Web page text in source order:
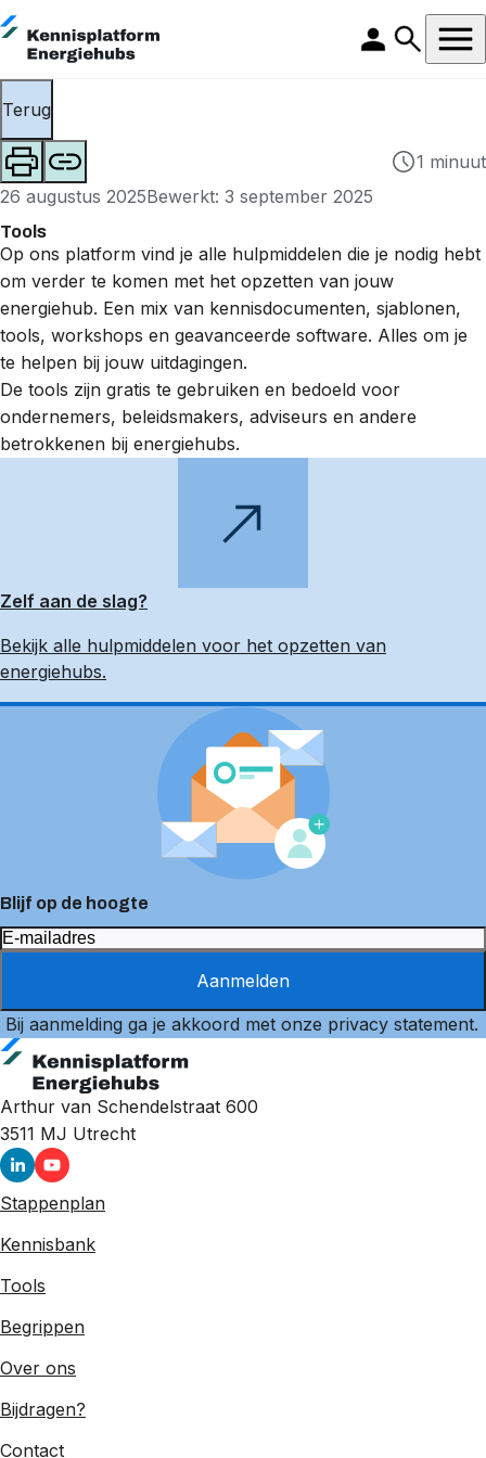
Terug
1 minuut
26 augustus 2025Bewerkt: 3 september 2025
Tools
Op ons platform vind je alle hulpmiddelen die je nodig hebt
om verder te komen met het opzetten van jouw
energiehub. Een mix van kennisdocumenten, sjablonen,
tools, workshops en geavanceerde software. Alles om je
te helpen bij jouw uitdagingen.
De tools zijn gratis te gebruiken en bedoeld voor
ondernemers, beleidsmakers, adviseurs en andere
betrokkenen bij energiehubs.
Zelf aan de slag?
Bekijk alle hulpmiddelen voor het opzetten van
energiehubs.
Blijf op de hoogte
Aanmelden
Bij aanmelding ga je akkoord met onze privacy statement.
Arthur van Schendelstraat 600
3511 MJ Utrecht
Stappenplan
Kennisbank
Tools
Begrippen
Over ons
Bijdragen?
Contact